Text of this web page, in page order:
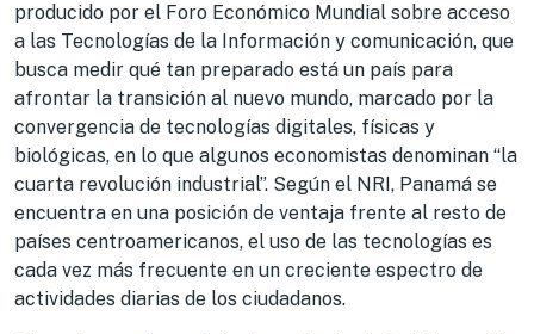
producido por el Foro Económico Mundial sobre acceso
a las Tecnologías de la Información y comunicación, que
busca medir qué tan preparado está un país para
afrontar la transición al nuevo mundo, marcado por la
convergencia de tecnologías digitales, físicas y
biológicas, en lo que algunos economistas denominan “la
cuarta revolución industrial”. Según el NRI, Panamá se
encuentra en una posición de ventaja frente al resto de
países centroamericanos, el uso de las tecnologías es
cada vez más frecuente en un creciente espectro de
actividades diarias de los ciudadanos.